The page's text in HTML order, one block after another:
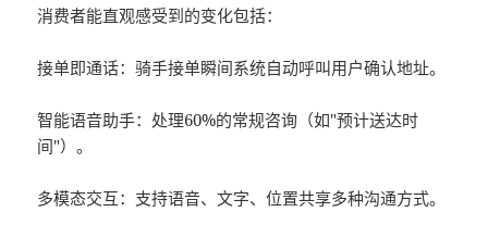
消费者能直观感受到的变化包括：
接单即通话：骑手接单瞬间系统自动呼叫用户确认地址。
智能语音助手：处理60%的常规咨询（如"预计送达时
间"）。
多模态交互：支持语音、文字、位置共享多种沟通方式。